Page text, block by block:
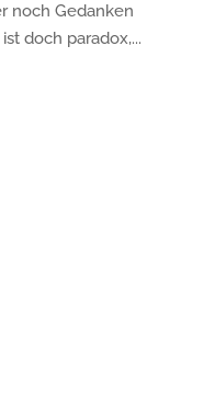
noch Gedanken
doch paradox,...